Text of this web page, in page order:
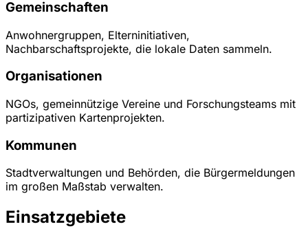
Gemeinschaften
Anwohnergruppen, Elterninitiativen,
Nachbarschaftsprojekte, die lokale Daten sammeln.
Organisationen
NGOs, gemeinnützige Vereine und Forschungsteams mit
partizipativen Kartenprojekten.
Kommunen
Stadtverwaltungen und Behörden, die Bürgermeldungen
im großen Maßstab verwalten.
Einsatzgebiete